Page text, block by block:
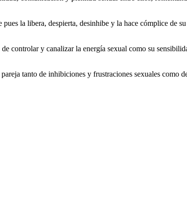
la libera, despierta, desinhibe y la hace cómplice de
controlar y canalizar la energía sexual como su
tanto de inhibiciones y frustraciones sexuales como